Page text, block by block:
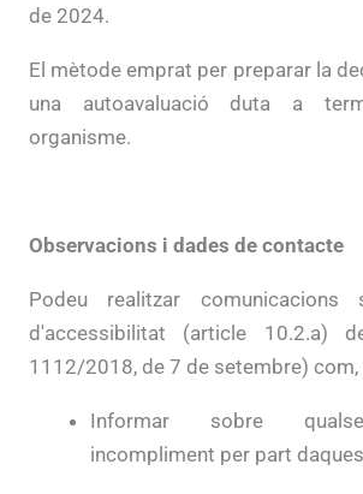
de 2024.
El mètode emprat per preparar la
una autoavaluació duta a
organisme.
Observacions i dades de contacte
Podeu realitzar comunicacions
d'accessibilitat (article 10.2.a)
1112/2018, de 7 de setembre) com,
Informar sobre
incompliment per part